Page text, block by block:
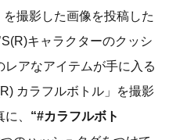
を撮影した画像を投稿した
キャラクターのクッシ
レアなアイテムが手に入る
カラフルボトル」を撮影
、 “#カラフルボト